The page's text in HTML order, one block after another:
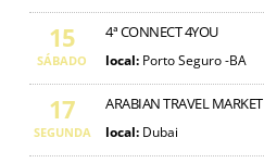
15
SÁBADO
4ª CONNECT 4YOU
local: Porto Seguro -BA
17
SEGUNDA
ARABIAN TRAVEL MARKET
local: Dubai